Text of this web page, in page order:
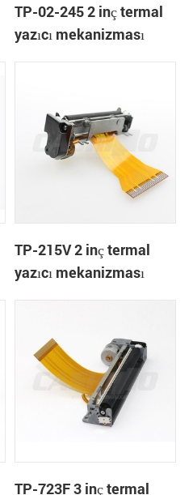
TP-02-245 2 inç termal
yazıcı mekanizması
TP-215V 2 inç termal
yazıcı mekanizması
TP-723F 3 inç termal